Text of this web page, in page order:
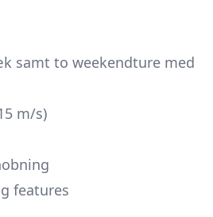
samt to weekendture med
m/s)
features